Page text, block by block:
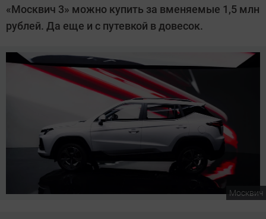
«Москвич 3» можно купить за вменяемые 1,5 млн
рублей. Да еще и с путевкой в довесок.
Москвич